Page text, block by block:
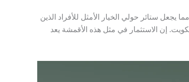
يجعل ستائر حولي الخيار الأمثل للأفراد الذين
إن الاستثمار في مثل هذه الأقمشة يعد